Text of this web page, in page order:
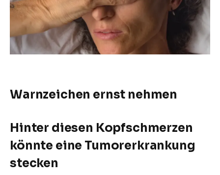
Warnzeichen ernst nehmen
Hinter diesen Kopfschmerzen
könnte eine Tumorerkrankung
stecken